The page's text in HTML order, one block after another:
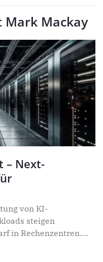
Mackay
– Next-
von KI-
steigen
in Rechenzentren.